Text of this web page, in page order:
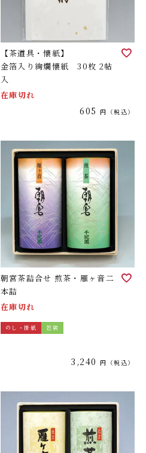
【茶道具・懐紙】
金箔入り絢爛懐紙 30枚 2帖
入
在庫切れ
605 税込
朝宮茶詰合せ 煎茶・雁ヶ音二
本詰
在庫切れ
のし・掛紙 包装
3,240 税込